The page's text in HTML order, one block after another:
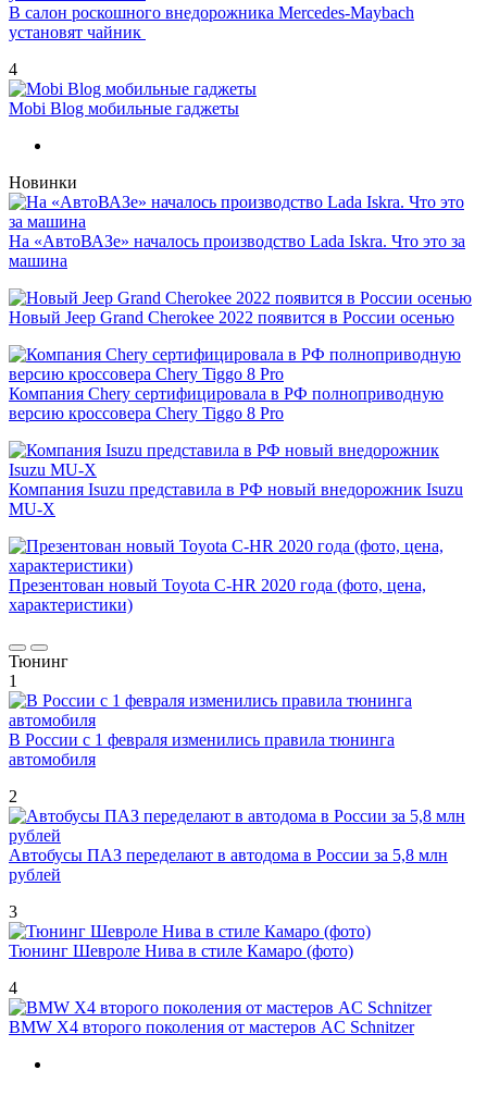
В салон роскошного внедорожника Mercedes-Maybach
установят чайник
4
Mobi Blog мобильные гаджеты
Новинки
На «АвтоВАЗе» началось производство Lada Iskra. Что это за
машина
Новый Jeep Grand Cherokee 2022 появится в России осенью
Компания Chery сертифицировала в РФ полноприводную
версию кроссовера Chery Tiggo 8 Pro
Компания Isuzu представила в РФ новый внедорожник Isuzu
MU-X
Презентован новый Toyota C-HR 2020 года (фото, цена,
характеристики)
Тюнинг
1
В России с 1 февраля изменились правила тюнинга
автомобиля
2
Автобусы ПАЗ переделают в автодома в России за 5,8 млн
рублей
3
Тюнинг Шевроле Нива в стиле Камаро (фото)
4
BMW X4 второго поколения от мастеров AC Schnitzer